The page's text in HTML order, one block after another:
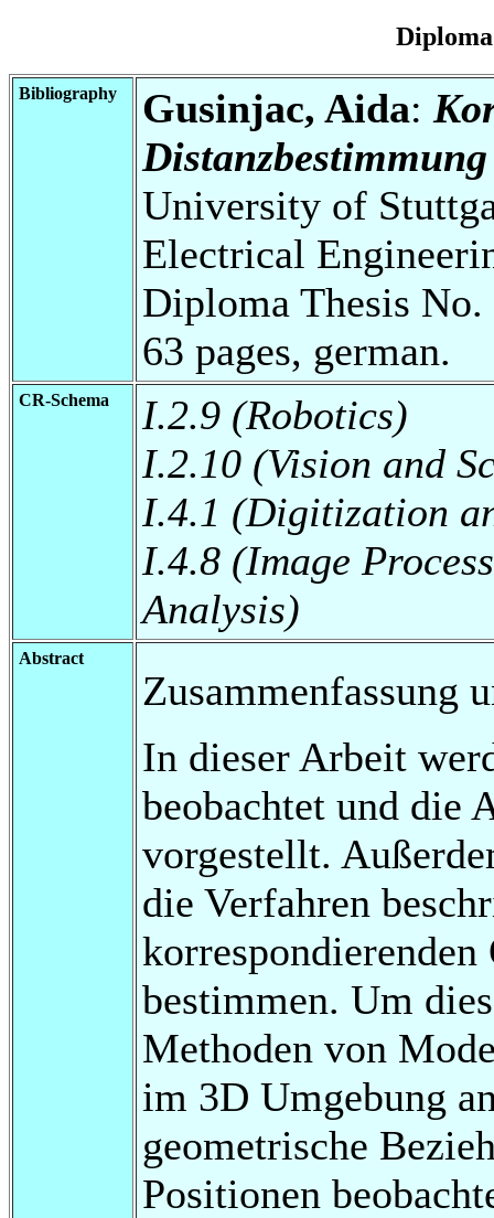
Bibliography Gusinjac, Aida:
University of
Electrical
Diploma Thesis
63 pages, german.
CR-Schema
I.2.9 (Robotics)
I.2.10 (Vision and
I.4.1 (Digitization
I.4.8 (Image
Analysis)
Abstract
Zusammenfassung
In dieser Arbeit
beobachtet und die
vorgestellt.
die Verfahren
bestimmen. Um
Methoden von
im 3D Umgebung
geometrische
Positionen